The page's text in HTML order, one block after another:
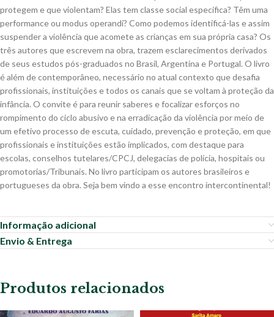
protegem e que violentam? Elas tem classe social especifica? Têm uma
performance ou modus operandi? Como podemos identificá-las e assim
suspender a violência que acomete as crianças em sua própria casa? Os
três autores que escrevem na obra, trazem esclarecimentos derivados
de seus estudos pós-graduados no Brasil, Argentina e Portugal. O livro
é além de contemporâneo, necessário no atual contexto que desafia
profissionais, instituições e todos os canais que se voltam à proteção da
infância. O convite é para reunir saberes e focalizar esforços no
rompimento do ciclo abusivo e na erradicação da violência por meio de
um efetivo processo de escuta, cuidado, prevenção e proteção, em que
profissionais e instituições estão implicados, com destaque para
escolas, conselhos tutelares/CPCJ, delegacias de polícia, hospitais ou
promotorias/Tribunais. No livro participam os autores brasileiros e
portugueses da obra. Seja bem vindo a esse encontro intercontinental!
Informação adicional
Envio & Entrega
Produtos relacionados